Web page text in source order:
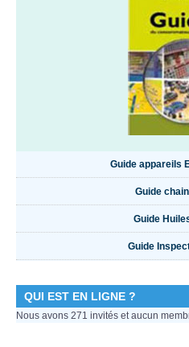
Guide appareils
Guide
Guide
Guide
QUI EST EN LIGNE ?
Nous avons 271 invités et aucun